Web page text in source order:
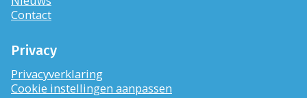
Contact
Privacy
Privacyverklaring
Cookie instellingen aanpassen